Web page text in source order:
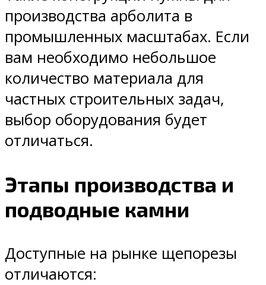
производства арболита в
промышленных масштабах. Если
вам необходимо небольшое
количество материала для
частных строительных задач,
выбор оборудования будет
отличаться.
Этапы производства и
подводные камни
Доступные на рынке щепорезы
отличаются: